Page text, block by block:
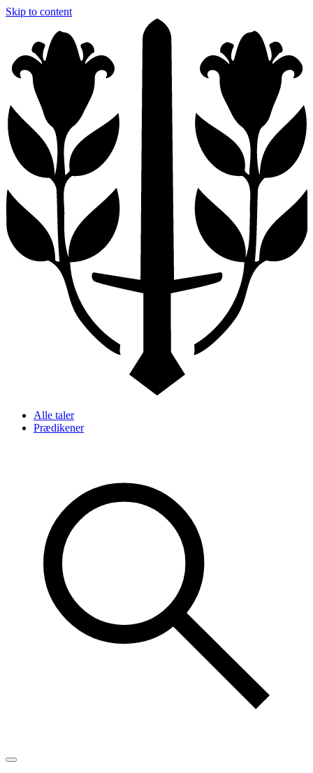
Skip to content
Alle taler
Prædikener